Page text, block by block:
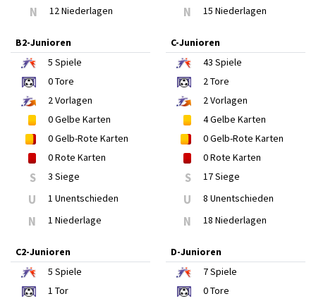
N 12 Niederlagen N 15 Niederlagen
B2-Junioren
5 Spiele
0Tore
2Vorlagen
0Gelbe Karten
0Gelb-Rote Karten
0Rote Karten
S 3 Siege
U 1 Unentschieden
N 1 Niederlage
C-Junioren
43 Spiele
2Tore
2Vorlagen
4Gelbe Karten
0Gelb-Rote Karten
0Rote Karten
S 17 Siege
U 8 Unentschieden
N 18 Niederlagen
C2-Junioren
5 Spiele
1 Tor
D-Junioren
7Spiele
0Tore